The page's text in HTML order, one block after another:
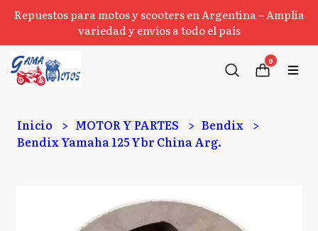
Repuestos para motos y scooters en Argentina – Amplia
variedad y envíos a todo el país
0
Inicio MOTOR Y PARTES
Bendix
Bendix Yamaha 125 Ybr China Arg.